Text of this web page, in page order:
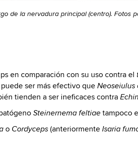
de la nervadura principal (centro). Fotos
en comparación con su uso contra el
puede ser más efectivo que Neoseiulus
tienden a ser ineficaces contra
Steinernema feltiae tampoco
o Cordyceps (anteriormente Isaria